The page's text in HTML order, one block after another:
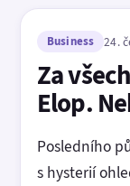
Business 24.
Za
Elop.
Posledního
s hysterií